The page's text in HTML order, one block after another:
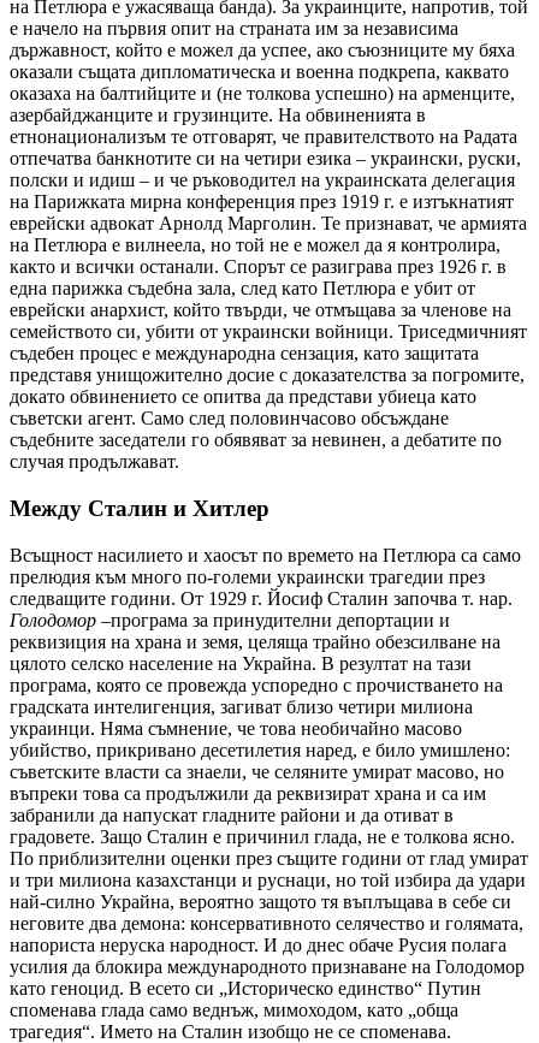
на Петлюра е ужасяваща банда). За украинците, напротив, той
е начело на първия опит на страната им за независима
държавност, който е можел да успее, ако съюзниците му бяха
оказали същата дипломатическа и военна подкрепа, каквато
оказаха на балтийците и (не толкова успешно) на арменците,
азербайджанците и грузинците. На обвиненията в
етнонационализъм те отговарят, че правителството на Радата
отпечатва банкнотите си на четири езика – украински, руски,
полски и идиш – и че ръководител на украинската делегация
на Парижката мирна конференция през 1919 г. е изтъкнатият
еврейски адвокат Арнолд Марголин. Те признават, че армията
на Петлюра е вилнеела, но той не е можел да я контролира,
както и всички останали. Спорът се разиграва през 1926 г. в
една парижка съдебна зала, след като Петлюра е убит от
еврейски анархист, който твърди, че отмъщава за членове на
семейството си, убити от украински войници. Триседмичният
съдебен процес е международна сензация, като защитата
представя унищожително досие с доказателства за погромите,
докато обвинението се опитва да представи убиеца като
съветски агент. Само след половинчасово обсъждане
съдебните заседатели го обявяват за невинен, а дебатите по
случая продължават.
Между Сталин и Хитлер
Всъщност насилието и хаосът по времето на Петлюра са само
прелюдия към много по-големи украински трагедии през
следващите години. От 1929 г. Йосиф Сталин започва т. нар.
Голодомор –програма за принудителни депортации и
реквизиция на храна и земя, целяща трайно обезсилване на
цялото селско население на Украйна. В резултат на тази
програма, която се провежда успоредно с прочистването на
градската интелигенция, загиват близо четири милиона
украинци. Няма съмнение, че това необичайно масово
убийство, прикривано десетилетия наред, е било умишлено:
съветските власти са знаели, че селяните умират масово, но
въпреки това са продължили да реквизират храна и са им
забранили да напускат гладните райони и да отиват в
градовете. Защо Сталин е причинил глада, не е толкова ясно.
По приблизителни оценки през същите години от глад умират
и три милиона казахстанци и руснаци, но той избира да удари
най-силно Украйна, вероятно защото тя въплъщава в себе си
неговите два демона: консервативното селячество и голямата,
напориста неруска народност. И до днес обаче Русия полага
усилия да блокира международното признаване на Голодомор
като геноцид. В есето си „Историческо единство“ Путин
споменава глада само веднъж, мимоходом, като „обща
трагедия“. Името на Сталин изобщо не се споменава.